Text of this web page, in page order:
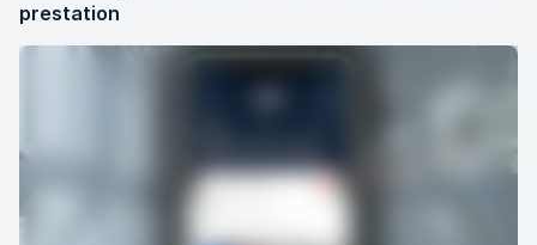
prestation